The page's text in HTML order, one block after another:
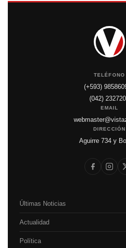
TELÉFONO
(+593)
(042)
EMAIL
DIRECCIÓN
Aguirre 734 y
Últimas Noticias
Actualidad
Política